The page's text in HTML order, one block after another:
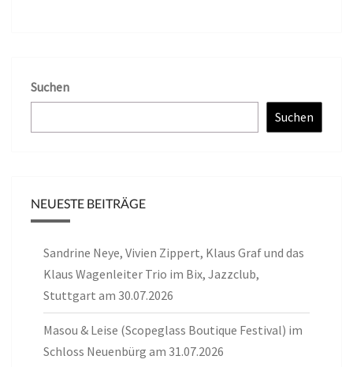
Suchen
Suchen
NEUESTE BEITRÄGE
Sandrine Neye, Vivien Zippert, Klaus Graf und das
Klaus Wagenleiter Trio im Bix, Jazzclub,
Stuttgart am 30.07.2026
Masou & Leise (Scopeglass Boutique Festival) im
Schloss Neuenbürg am 31.07.2026